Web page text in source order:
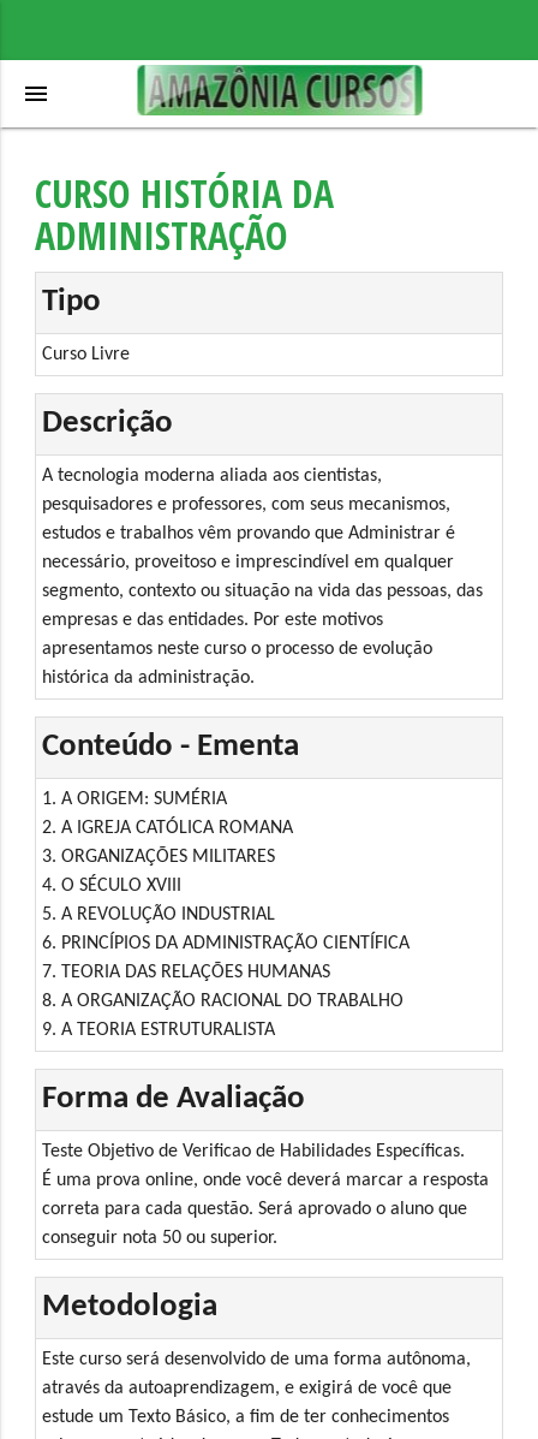
menu
CURSO HISTÓRIA DA
ADMINISTRAÇÃO
Tipo
Curso Livre
Descrição
A tecnologia moderna aliada aos cientistas,
pesquisadores e professores, com seus mecanismos,
estudos e trabalhos vêm provando que Administrar é
necessário, proveitoso e imprescindível em qualquer
segmento, contexto ou situação na vida das pessoas, das
empresas e das entidades. Por este motivos
apresentamos neste curso o processo de evolução
histórica da administração.
Conteúdo - Ementa
1. A ORIGEM: SUMÉRIA
2. A IGREJA CATÓLICA ROMANA
3. ORGANIZAÇÕES MILITARES
4. O SÉCULO XVIII
5. A REVOLUÇÃO INDUSTRIAL
6. PRINCÍPIOS DA ADMINISTRAÇÃO CIENTÍFICA
7. TEORIA DAS RELAÇÕES HUMANAS
8. A ORGANIZAÇÃO RACIONAL DO TRABALHO
9. A TEORIA ESTRUTURALISTA
Forma de Avaliação
Teste Objetivo de Verificao de Habilidades Específicas.
É uma prova online, onde você deverá marcar a resposta
correta para cada questão. Será aprovado o aluno que
conseguir nota 50 ou superior.
Metodologia
Este curso será desenvolvido de uma forma autônoma,
através da autoaprendizagem, e exigirá de você que
estude um Texto Básico, a fim de ter conhecimentos